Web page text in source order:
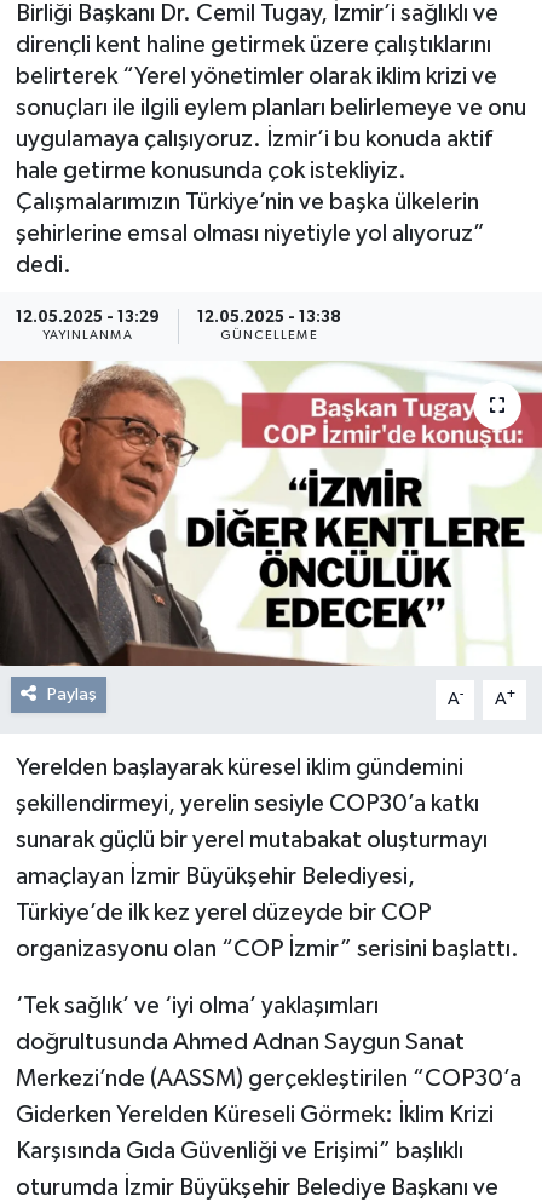
Birliği Başkanı Dr. Cemil Tugay, İzmir’i sağlıklı ve
dirençli kent haline getirmek üzere çalıştıklarını
belirterek “Yerel yönetimler olarak iklim krizi ve
sonuçları ile ilgili eylem planları belirlemeye ve onu
uygulamaya çalışıyoruz. İzmir’i bu konuda aktif
hale getirme konusunda çok istekliyiz.
Çalışmalarımızın Türkiye’nin ve başka ülkelerin
şehirlerine emsal olması niyetiyle yol alıyoruz”
dedi.
12.05.2025 - 13:29
YAYINLANMA
12.05.2025 - 13:38
GÜNCELLEME
Paylaş A- A+
Yerelden başlayarak küresel iklim gündemini
şekillendirmeyi, yerelin sesiyle COP30’a katkı
sunarak güçlü bir yerel mutabakat oluşturmayı
amaçlayan İzmir Büyükşehir Belediyesi,
Türkiye’de ilk kez yerel düzeyde bir COP
organizasyonu olan “COP İzmir” serisini başlattı.
‘Tek sağlık’ ve ‘iyi olma’ yaklaşımları
doğrultusunda Ahmed Adnan Saygun Sanat
Merkezi’nde (AASSM) gerçekleştirilen “COP30’a
Giderken Yerelden Küreseli Görmek: İklim Krizi
Karşısında Gıda Güvenliği ve Erişimi” başlıklı
oturumda İzmir Büyükşehir Belediye Başkanı ve
Röportajlar